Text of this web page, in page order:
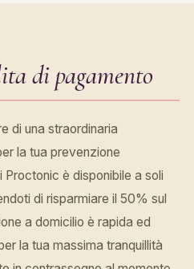
di pagamento
di una straordinaria
la tua prevenzione
è disponibile a soli
di risparmiare il 50% sul
a domicilio è rapida ed
la tua massima tranquillità